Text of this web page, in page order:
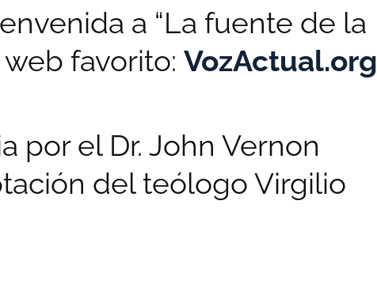
a “La fuente de la
favorito: VozActual.org
por el Dr. John Vernon
del teólogo Virgilio